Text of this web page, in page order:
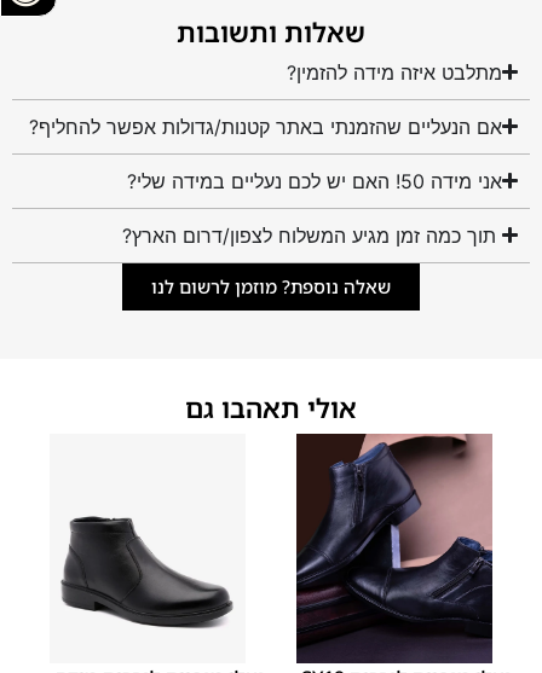
שאלות ותשובות
מתלבט איזה מידה להזמין?
אם הנעליים שהזמנתי באתר קטנות/גדולות אפשר להחליף?
אני מידה 50! האם יש לכם נעליים במידה שלי?
תוך כמה זמן מגיע המשלוח לצפון/דרום הארץ?
שאלה נוספת? מוזמן לרשום לנו
אולי תאהבו גם
39
40
41
42
43
44
45
46